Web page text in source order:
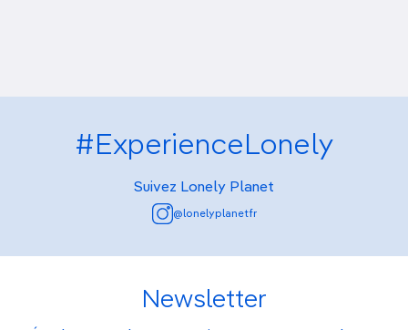
#ExperienceLonely
Suivez Lonely Planet
@lonelyplanetfr
Newsletter